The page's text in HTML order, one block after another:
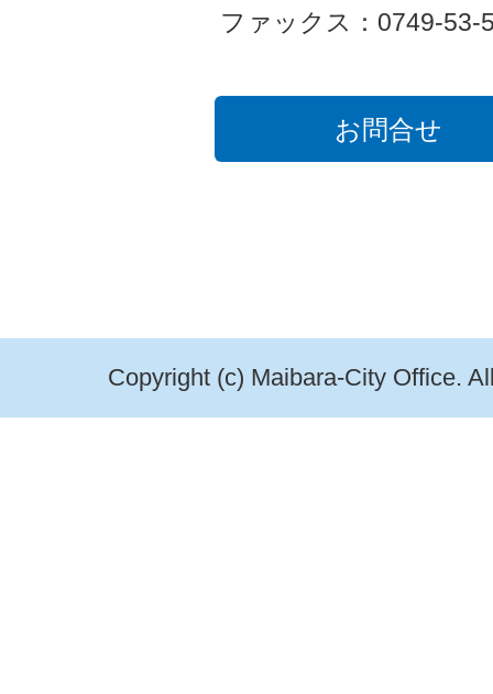
ファックス：0749-53-
お問合せ
Copyright (c) Maibara-City Office.